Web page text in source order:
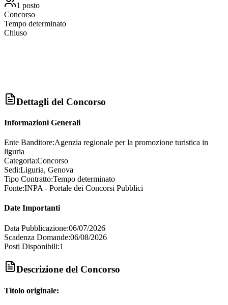
1 posto
Concorso
Tempo determinato
Chiuso
Dettagli del Concorso
Informazioni Generali
Ente Banditore:Agenzia regionale per la promozione turistica in
liguria
Categoria:Concorso
Sedi:Liguria, Genova
Tipo Contratto:Tempo determinato
Fonte:INPA - Portale dei Concorsi Pubblici
Date Importanti
Data Pubblicazione:06/07/2026
Scadenza Domande:06/08/2026
Posti Disponibili:1
Descrizione del Concorso
Titolo originale: